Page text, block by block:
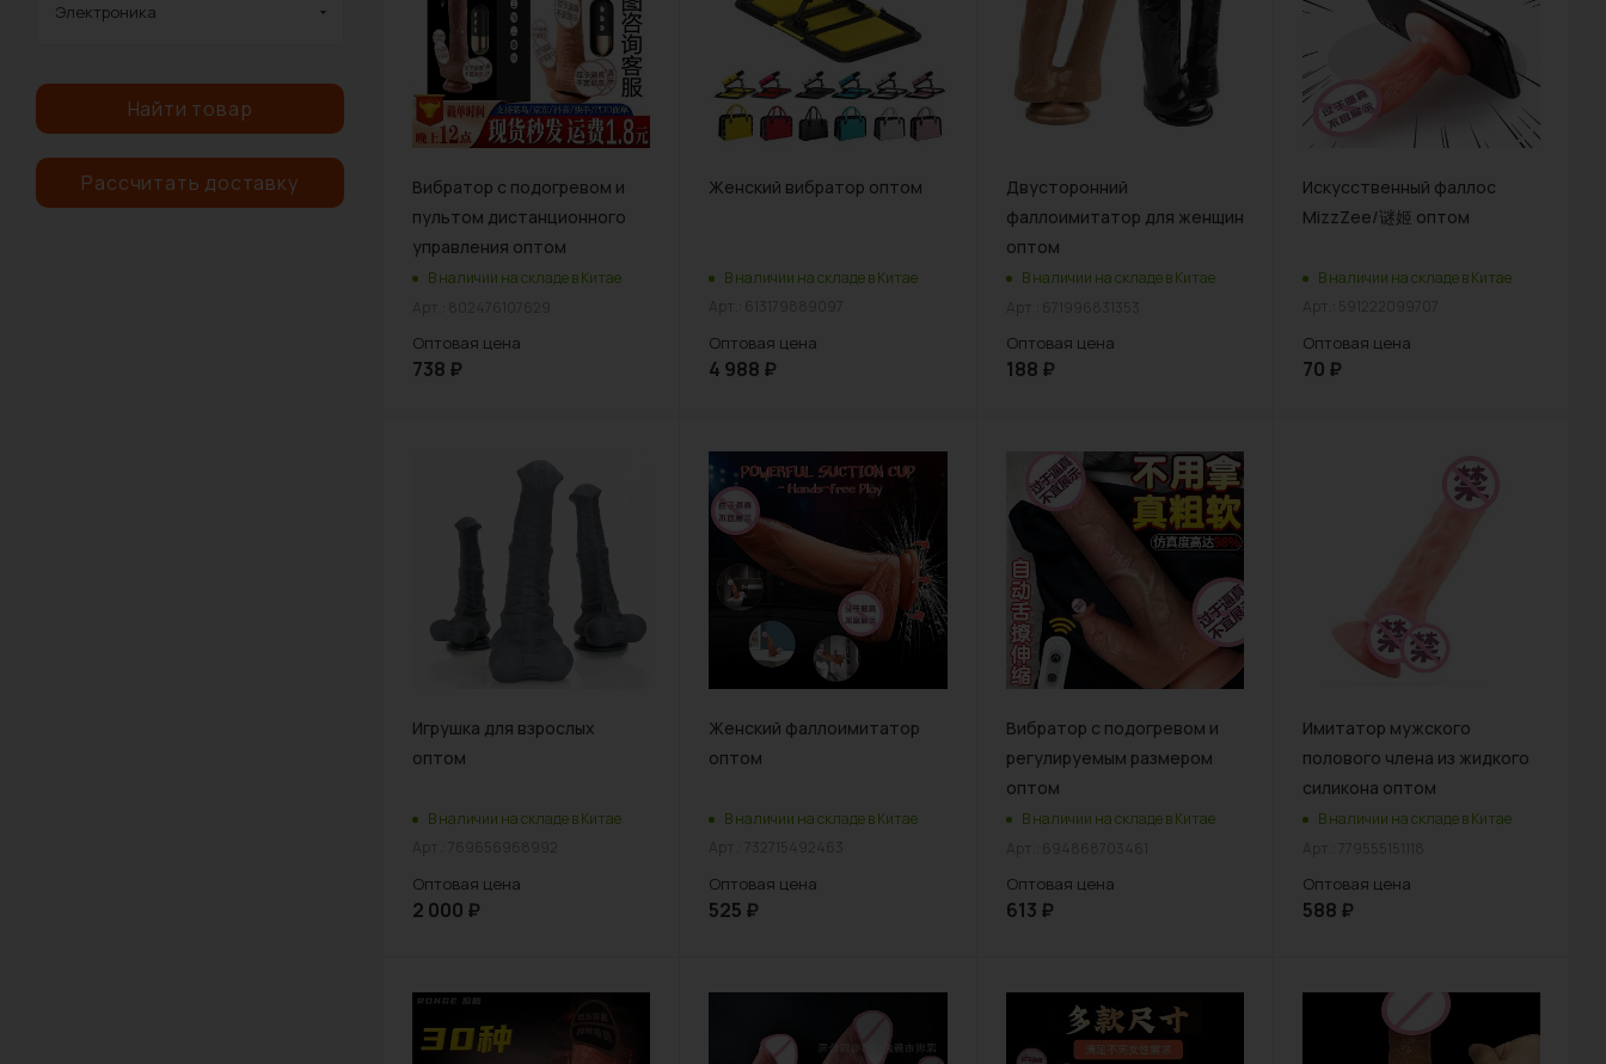
Вибратор с подогревом и
пультом дистанционного
управления оптом
В наличии на складе в Китае
Оптовая цена
738 ₽
Женский вибратор оптом
В наличии на складе в Китае
Оптовая цена
4 988 ₽
Двусторонний
фаллоимитатор для женщин
оптом
В наличии на складе в Китае
Оптовая цена
188 ₽
Искусственный фаллос
MizzZee/谜姬 оптом
В наличии на складе в Китае
Оптовая цена
70 ₽
Игрушка для взрослых
оптом
В наличии на складе в Китае
Оптовая цена
2 000 ₽
Женский фаллоимитатор
оптом
В наличии на складе в Китае
Оптовая цена
525 ₽
Вибратор с подогревом и
регулируемым размером
оптом
В наличии на складе в Китае
Оптовая цена
613 ₽
Имитатор мужского
полового члена из жидкого
силикона оптом
В наличии на складе в Китае
Оптовая цена
588 ₽
Электроника
Найти товар
Рассчитать доставку